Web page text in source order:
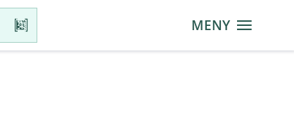
MENY